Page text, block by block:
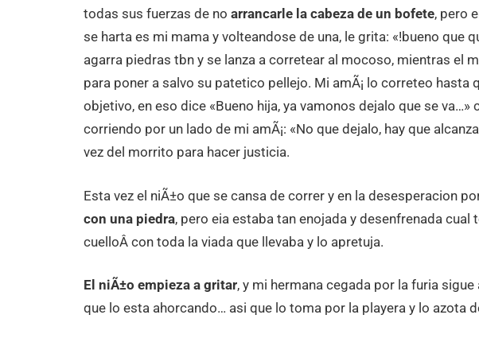
todas sus fuerzas de no arrancarle la cabeza de un bofete, pero
se harta es mi mama y volteandose de una, le grita: «!bueno que
agarra piedras tbn y se lanza a corretear al mocoso, mientras el
para poner a salvo su patetico pellejo. Mi amÃ¡ lo correteo hasta
objetivo, en eso dice «Bueno hija, ya vamonos dejalo que se va…»
corriendo por un lado de mi amÃ¡: «No que dejalo, hay que
vez del morrito para hacer justicia.
Esta vez el niÃ±o que se cansa de correr y en la desesperacion
con una piedra, pero eia estaba tan enojada y desenfrenada cual
cuelloÂ con toda la viada que llevaba y lo apretuja.
El niÃ±o empieza a gritar, y mi hermana cegada por la furia
que lo esta ahorcando… asi que lo toma por la playera y lo azota